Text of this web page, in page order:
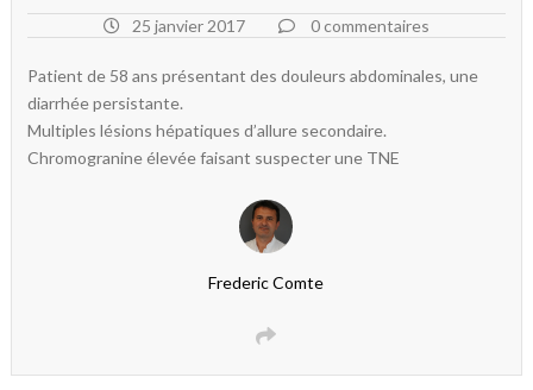
25 janvier 2017 0 commentaires
Patient de 58 ans présentant des douleurs abdominales, une
diarrhée persistante.
Multiples lésions hépatiques d’allure secondaire.
Chromogranine élevée faisant suspecter une TNE
Frederic Comte